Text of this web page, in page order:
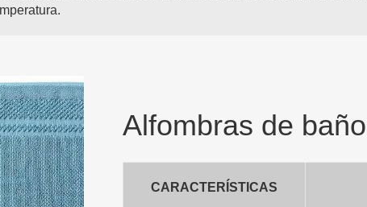
Alfombras de
CARACTERÍSTICAS